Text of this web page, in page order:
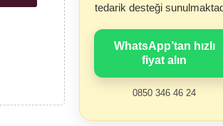
tedarik desteği
WhatsApp’tan hızlı
fiyat alın
0850 346 46 24